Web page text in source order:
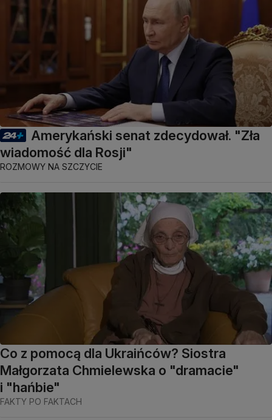
Amerykański senat zdecydował. "Zła
wiadomość dla Rosji"
ROZMOWY NA SZCZYCIE
Co z pomocą dla Ukraińców? Siostra
Małgorzata Chmielewska o "dramacie"
i "hańbie"
FAKTY PO FAKTACH